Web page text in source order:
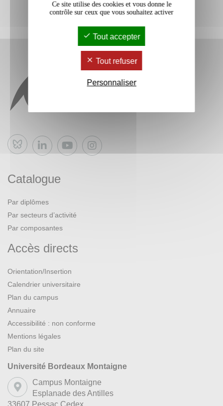
Bluesky
Catalogue
Par diplômes
Par secteurs d’activité
Par composantes
Accès directs
Orientation/Insertion
Calendrier universitaire
Plan du campus
Annuaire
Accessibilité : non conforme
Mentions légales
Plan du site
Université Bordeaux Montaigne
Campus Montaigne
Esplanade des Antilles
33607 Pessac Cedex
Ce site utilise des cookies et vous donne le
contrôle sur ceux que vous souhaitez activer
Tout accepter
Tout refuser
Personnaliser